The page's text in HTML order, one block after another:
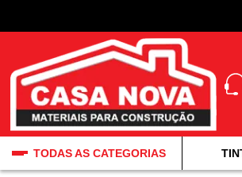
TODAS AS CATEGORIAS